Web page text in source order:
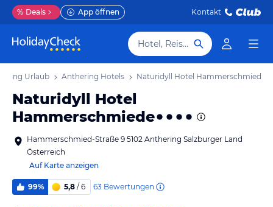
% Deals App öffnen Kontakt
Hotel, Reiseziel
Urlaub Anthering Hotels Naturidyll Hotel Hammerschmiede
Naturidyll Hotel
Hammerschmiede
Hammerschmied-Straße 9 5102 Anthering Salzburger Land
Österreich
Auf Karte anzeigen
99% 5,8 / 6 63 Bewertungen